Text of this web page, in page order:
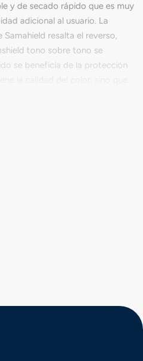
y de secado rápido que es muy
adicional al usuario. La
resalta el reverso,
tono sobre tono se
se beneficia de la protección